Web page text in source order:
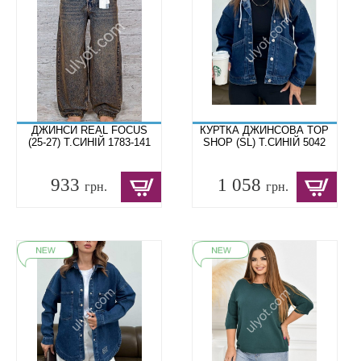
ДЖИНСИ REAL FOCUS
(25-27) Т.СИНІЙ 1783-141
933 грн.
КУРТКА ДЖИНСОВА TOP
SHOP (SL) Т.СИНІЙ 5042
1 058грн.